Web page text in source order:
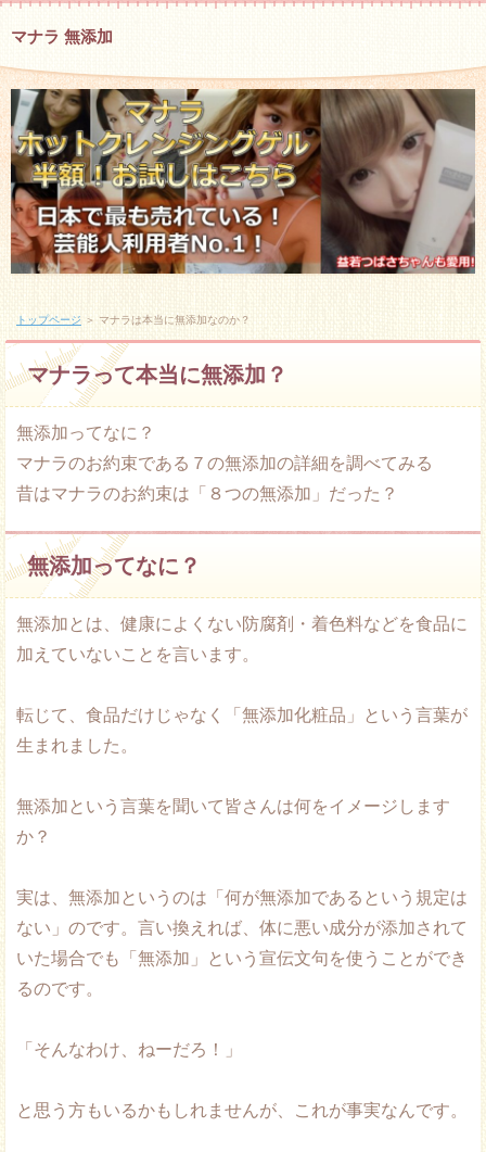
マナラ 無添加
トップページ ＞ マナラは本当に無添加なのか？
マナラって本当に無添加？
無添加ってなに？
マナラのお約束である７の無添加の詳細を調べてみる
昔はマナラのお約束は「８つの無添加」だった？
無添加ってなに？
無添加とは、健康によくない防腐剤・着色料などを食品に
加えていないことを言います。
転じて、食品だけじゃなく「無添加化粧品」という言葉が
生まれました。
無添加という言葉を聞いて皆さんは何をイメージします
か？
実は、無添加というのは「何が無添加であるという規定は
ない」のです。言い換えれば、体に悪い成分が添加されて
いた場合でも「無添加」という宣伝文句を使うことができ
るのです。
「そんなわけ、ねーだろ！」
と思う方もいるかもしれませんが、これが事実なんです。